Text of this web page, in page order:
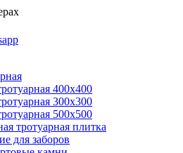
400x400
300x300
500x500
тротуарная плитка
для заборов